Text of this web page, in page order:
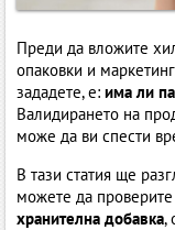
Преди да вложите
опаковки и
зададете, е: има ли
Валидирането на
може да ви спести
В тази статия ще
можете да
хранителна добавка,